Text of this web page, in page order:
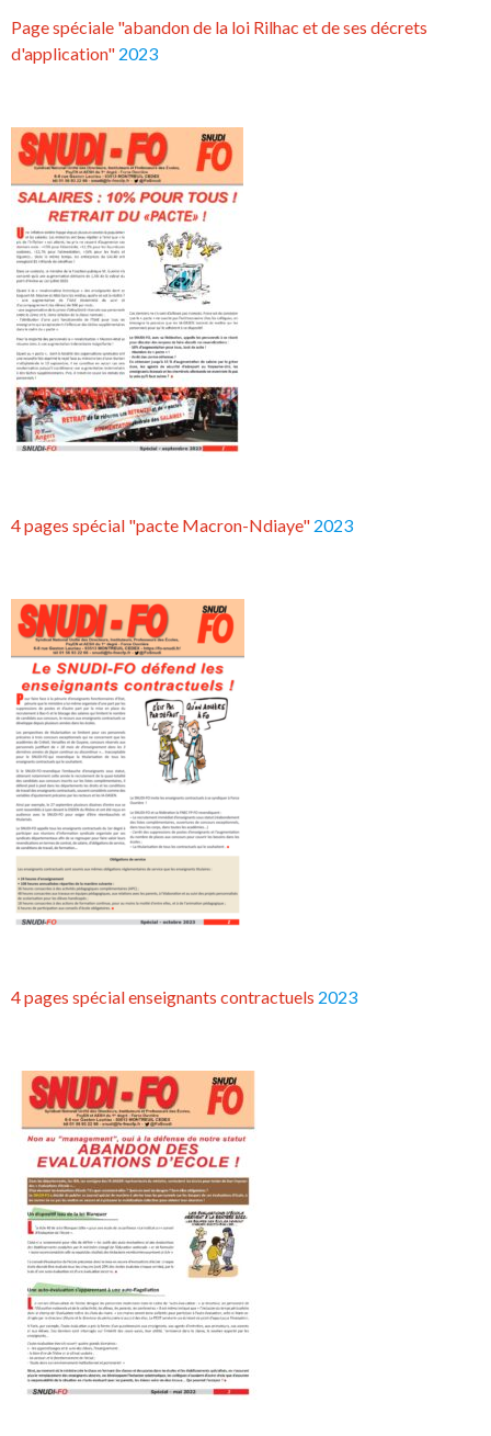
Page spéciale "abandon de la loi Rilhac et de ses décrets
d'application" 2023
4 pages spécial "pacte Macron-Ndiaye" 2023
4 pages spécial enseignants contractuels 2023